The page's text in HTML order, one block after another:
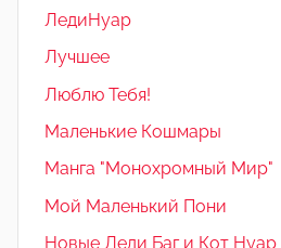
ЛедиНуар
Лучшее
Люблю Тебя!
Маленькие Кошмары
Манга "Монохромный Мир"
Мой Маленький Пони
Новые Леди Баг и Кот Нуар